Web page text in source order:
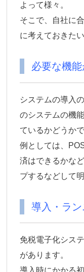
よって様々。
そこで、自社に
に考えておきた
必要な機
システムの導入
のシステムの機
ているかどうかで
例としては、
済はできるかな
プするなどして
導入・ラン
免税電子化シス
があります。
導入時にかかる